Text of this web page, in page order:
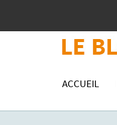
ACCUEIL